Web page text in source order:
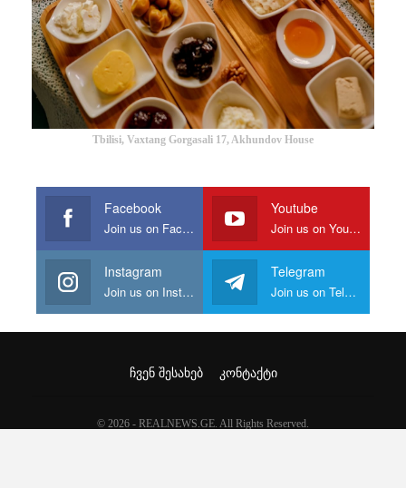
Tbilisi, Vaxtang Gorgasali 17, Akhundov House
Facebook
Join us on Facebook
Youtube
Join us on Youtube
Instagram
Join us on Instagram
Telegram
Join us on Telegram
ᲩᲕᲔᲜ ᲨᲔᲡᲐᲮᲔᲑ ᲙᲝᲜᲢᲐᲥᲢᲘ
© 2026 - REALNEWS.GE. All Rights Reserved.